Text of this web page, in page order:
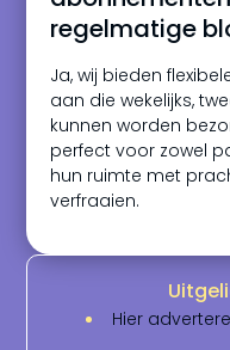
regelmatige
Ja, wij bieden
aan die wekelijks,
kunnen worden
perfect voor zowel
hun ruimte met
verfraaien.
Hier